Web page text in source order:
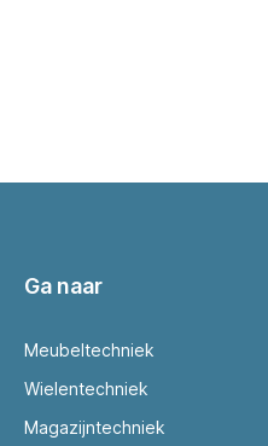
Ga naar
Meubeltechniek
Wielentechniek
Magazijntechniek